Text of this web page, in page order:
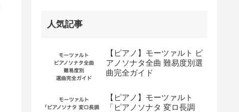
人気記事
【ピアノ】モーツァルト ピ
アノソナタ全曲 難易度別選
曲完全ガイド
【ピアノ】モーツァルト
「ピアノソナタ 変ロ長調